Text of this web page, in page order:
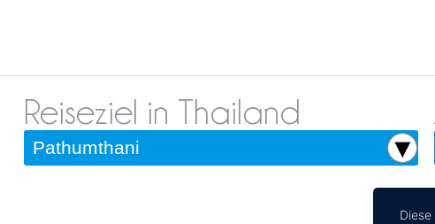
Reiseziel in Thailand